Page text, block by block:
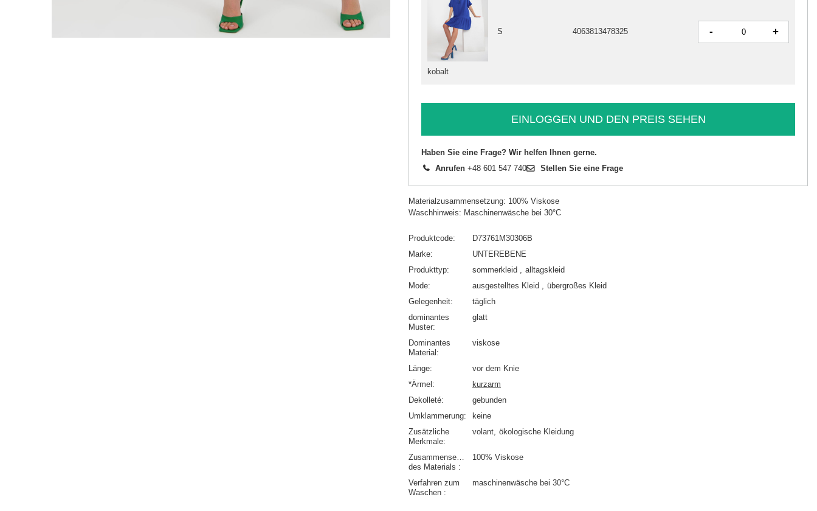
kobalt
S 4063813478325 - +
EINLOGGEN UND DEN PREIS SEHEN
Haben Sie eine Frage? Wir helfen Ihnen gerne.
Anrufen +48 601 547 740 Stellen Sie eine Frage
Materialzusammensetzung: 100% Viskose
Waschhinweis: Maschinenwäsche bei 30°C
Produktcode
D73761M30306B
Marke
UNTEREBENE
Produkttyp
sommerkleid
alltagskleid
Mode
ausgestelltes Kleid
übergroßes Kleid
Gelegenheit
täglich
dominantes
Muster
glatt
Dominantes
Material
viskose
Länge
vor dem Knie
*Ärmel
kurzarm
Dekolleté
gebunden
Umklammerung
keine
Zusätzliche
Merkmale
volant ökologische Kleidung
Zusammensetzung
des Materials
100% Viskose
Verfahren zum
Waschen
maschinenwäsche bei 30°C